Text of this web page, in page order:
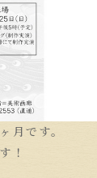
月です。
！